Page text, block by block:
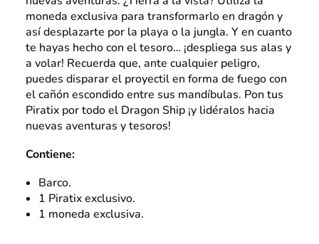
moneda exclusiva para transformarlo en dragón y
así desplazarte por la playa o la jungla. Y en cuanto
te hayas hecho con el tesoro… ¡despliega sus alas y
a volar! Recuerda que, ante cualquier peligro,
puedes disparar el proyectil en forma de fuego con
el cañón escondido entre sus mandíbulas. Pon tus
Piratix por todo el Dragon Ship ¡y lidéralos hacia
nuevas aventuras y tesoros!
Contiene:
Barco.
1 Piratix exclusivo.
1 moneda exclusiva.